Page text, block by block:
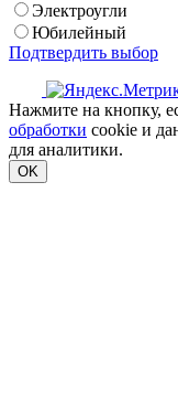
Электроугли
Юбилейный
Подтвердить выбор
Нажмите на кнопку,
обработки cookie и
для аналитики.
OK